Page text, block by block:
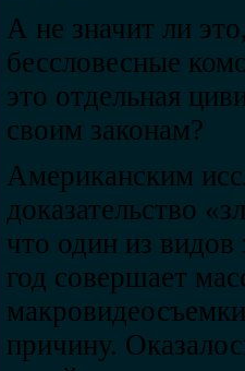
А не значит ли
бессловесные
это отдельная
своим законам?
Американским
доказательство
что один из видов
год совершает
причину.